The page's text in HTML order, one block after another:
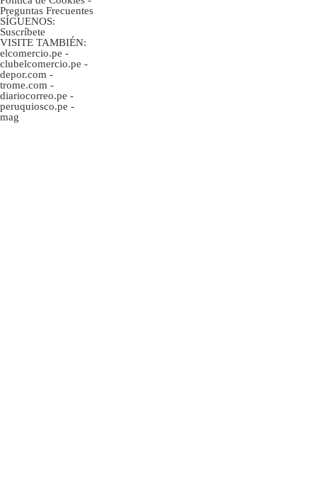
Preguntas Frecuentes
SÍGUENOS:
Suscríbete
VISITE TAMBIÉN:
elcomercio.pe -
clubelcomercio.pe -
depor.com -
trome.com -
diariocorreo.pe -
peruquiosco.pe -
mag